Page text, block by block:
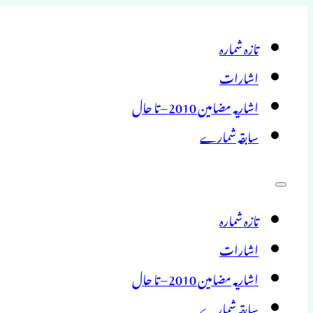
تازہ شمارہ
اشارات
اشاریہ مضامین 2010 – تا حال
سابقہ شمارے
تازہ شمارہ
اشارات
اشاریہ مضامین 2010 – تا حال
سابقہ شمارے